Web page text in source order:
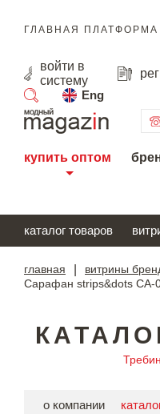
ГЛАВНАЯ
войти в
систему
Eng
поиск
купить оптом
каталог товаров
главная витрины
Сарафан strips&dots СА-
о компании